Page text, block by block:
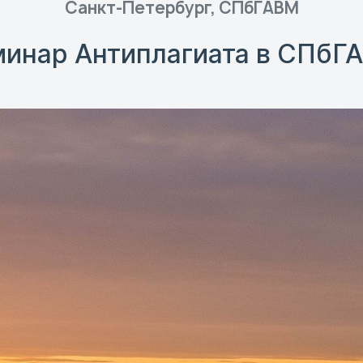
Санкт-Петербург, СПбГАВМ
Антиплагиата в